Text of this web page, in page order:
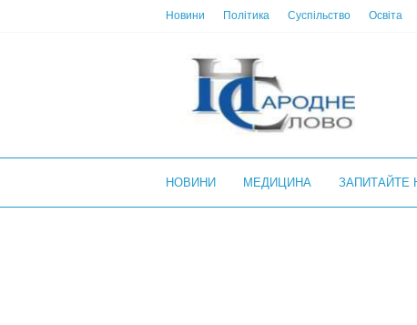
Новини Політика Суспільство Освіта
НОВИНИ МЕДИЦИНА ЗАПИТАЙТЕ